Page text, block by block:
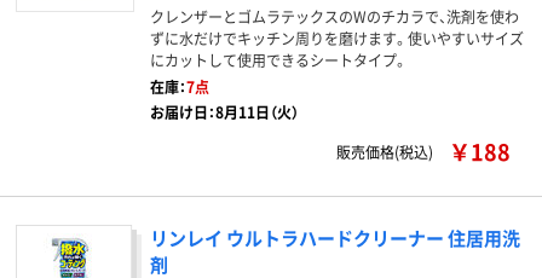
クレンザーとゴムラテックスのWのチカラで、洗剤を使わ
ずに水だけでキッチン周りを磨けます。使いやすいサイズ
にカットして使用できるシートタイプ。
在庫：7点
お届け日：8月11日（火）
販売価格(税込)
￥188
リンレイ ウルトラハードクリーナー 住居用洗
剤